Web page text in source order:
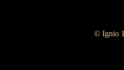
© Ignio